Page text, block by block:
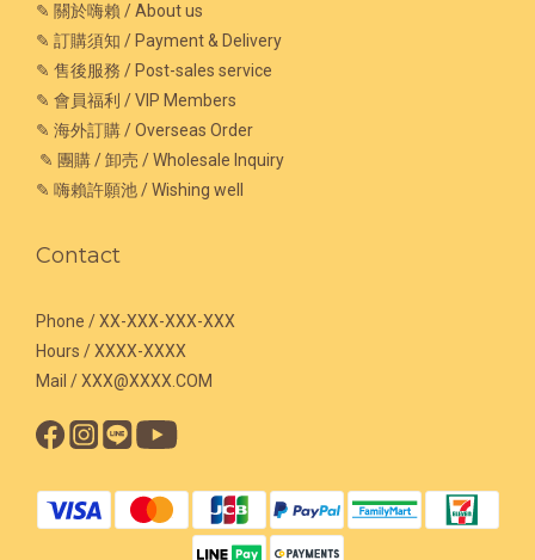
✎ 關於嗨賴 / About us
✎ 訂購須知 / Payment & Delivery
✎ 售後服務 / Post-sales service
✎ 會員福利 / VIP Members
✎ 海外訂購 / Overseas Order
✎ 團購 / 卸売 / Wholesale Inquiry
✎ 嗨賴許願池 / Wishing well
Contact
Phone / XX-XXX-XXX-XXX
Hours / XXXX-XXXX
Mail / XXX@XXXX.COM